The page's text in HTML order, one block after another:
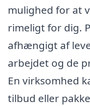
mulighed for at
rimeligt for dig.
afhængigt af
arbejdet og de
En virksomhed
tilbud eller